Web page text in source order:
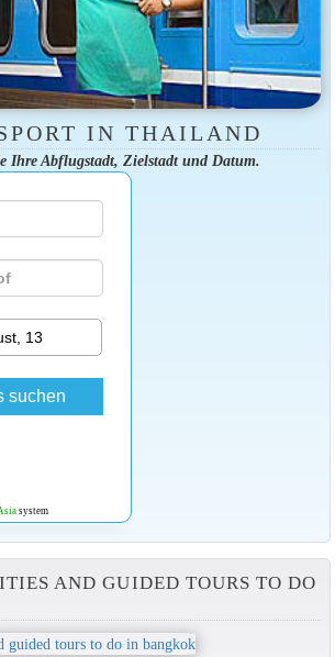
IN THAILAND
Ihre Abflugstadt, Zielstadt und Datum.
13
suchen
system
AND GUIDED TOURS TO DO